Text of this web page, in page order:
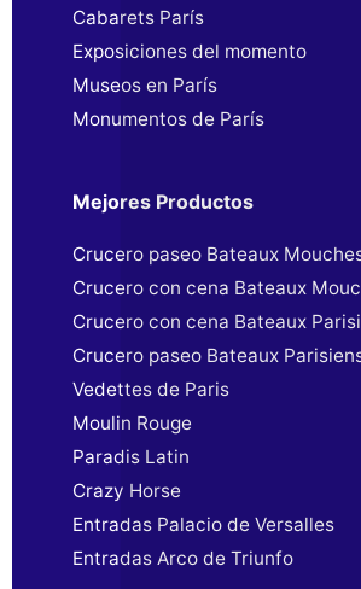
Cabarets París
Exposiciones del momento
Museos en París
Monumentos de París
Mejores Productos
Crucero paseo Bateaux
Crucero con cena Bateaux
Crucero con cena Bateaux
Crucero paseo Bateaux
Vedettes de Paris
Moulin Rouge
Paradis Latin
Crazy Horse
Entradas Palacio de Versalles
Entradas Arco de Triunfo